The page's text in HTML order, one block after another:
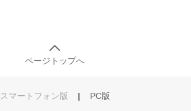
ページトップへ
スマートフォン版 | PC版